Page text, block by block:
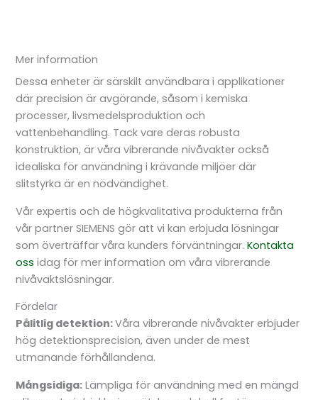
Mer information
Dessa enheter är särskilt användbara i applikationer
där precision är avgörande, såsom i kemiska
processer, livsmedelsproduktion och
vattenbehandling. Tack vare deras robusta
konstruktion, är våra vibrerande nivåvakter också
idealiska för användning i krävande miljöer där
slitstyrka är en nödvändighet.
Vår expertis och de högkvalitativa produkterna från
vår partner SIEMENS gör att vi kan erbjuda lösningar
som överträffar våra kunders förväntningar.Kontakta
oss idag för mer information om våra vibrerande
nivåvaktslösningar.
Fördelar
Pålitlig detektion:Våra vibrerande nivåvakter erbjuder
hög detektionsprecision, även under de mest
utmanande förhållandena.
Mångsidiga: Lämpliga för användning med en mängd